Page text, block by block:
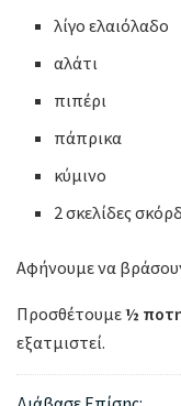
λίγο ελαιόλαδο
αλάτι
πιπέρι
πάπρικα
κύμινο
2 σκελίδες
Αφήνουμε να
Προσθέτουμε½
εξατμιστεί.